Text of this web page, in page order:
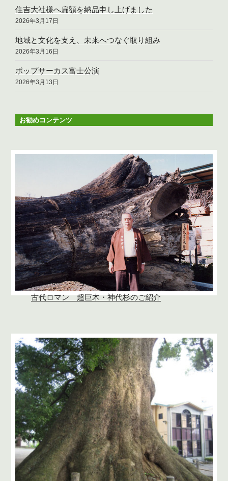
住吉大社様へ扁額を納品申し上げました
2026年3月17日
地域と文化を支え、未来へつなぐ取り組み
2026年3月16日
ポップサーカス富士公演
2026年3月13日
お勧めコンテンツ
古代ロマン 超巨木・神代杉のご紹介